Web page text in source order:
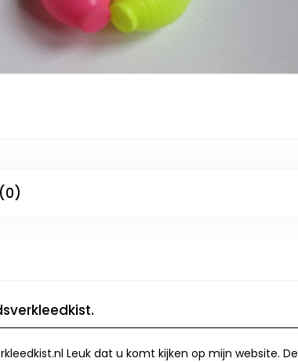
Leuk dat u komt kijken op mijn website.